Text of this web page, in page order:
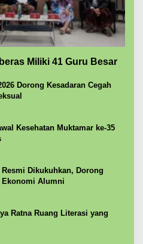
Miliki 41 Guru Besar
Dorong Kesadaran Cegah
Kesehatan Muktamar ke-35
Resmi Dikukuhkan, Dorong
Ekonomi Alumni
Ratna Ruang Literasi yang